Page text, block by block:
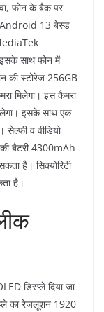
फोन के बैक पर
Android 13 बेस्ड
साथ फोन में
की स्टोरेज 256GB
मिलेगा। इस कैमरा
इसके साथ एक
व वीडियो
बैटरी 4300mAh
है। सिक्योरिटी
है।
डिस्प्ले दिया जा
का रेजलूशन 1920